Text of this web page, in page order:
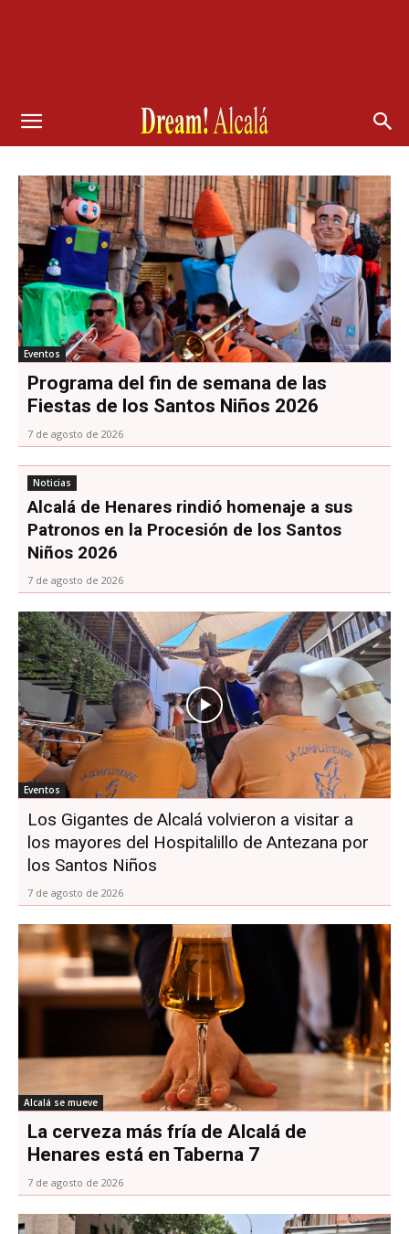
Eventos
Programa del fin de semana de las
Fiestas de los Santos Niños 2026
7 de agosto de 2026
Noticias
Alcalá de Henares rindió homenaje a sus
Patronos en la Procesión de los Santos
Niños 2026
7 de agosto de 2026
Eventos
Los Gigantes de Alcalá volvieron a visitar a
los mayores del Hospitalillo de Antezana por
los Santos Niños
7 de agosto de 2026
Alcalá se mueve
La cerveza más fría de Alcalá de
Henares está en Taberna 7
7 de agosto de 2026